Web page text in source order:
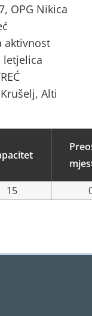
OPG Nikica
aktivnost
letjelica
Alti
15